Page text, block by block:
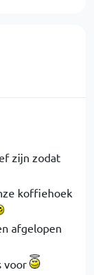
zijn zodat
koffiehoek
afgelopen
voor